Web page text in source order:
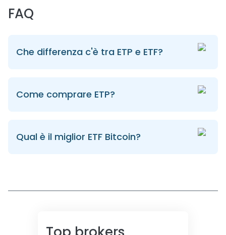
FAQ
Che differenza c'è tra ETP e ETF?
Come comprare ETP?
Qual è il miglior ETF Bitcoin?